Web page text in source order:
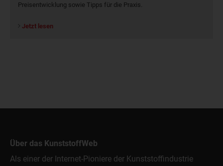
Preisentwicklung sowie Tipps für die Praxis.
Jetzt lesen
Über das KunststoffWeb
Als einer der Internet-Pioniere der Kunststoffindustrie